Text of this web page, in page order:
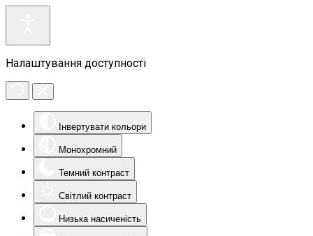
Налаштування доступності
Інвертувати кольори
Монохромний
Темний контраст
Світлий контраст
Низька насиченість